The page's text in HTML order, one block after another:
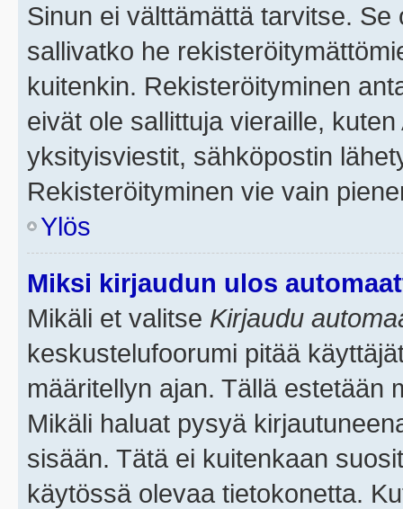
Sinun ei välttämättä tarvitse.
sallivatko he
kuitenkin. Rekisteröityminen
eivät ole sallittuja vieraille,
yksityisviestit, sähköpostin
Rekisteröityminen vie vain
Ylös
Miksi kirjaudun ulos
Mikäli et valitse Kirjaudu
keskustelufoorumi pitää
määritellyn ajan. Tällä estetään
Mikäli haluat pysyä
sisään. Tätä ei kuitenkaan
käytössä olevaa tietokonetta.